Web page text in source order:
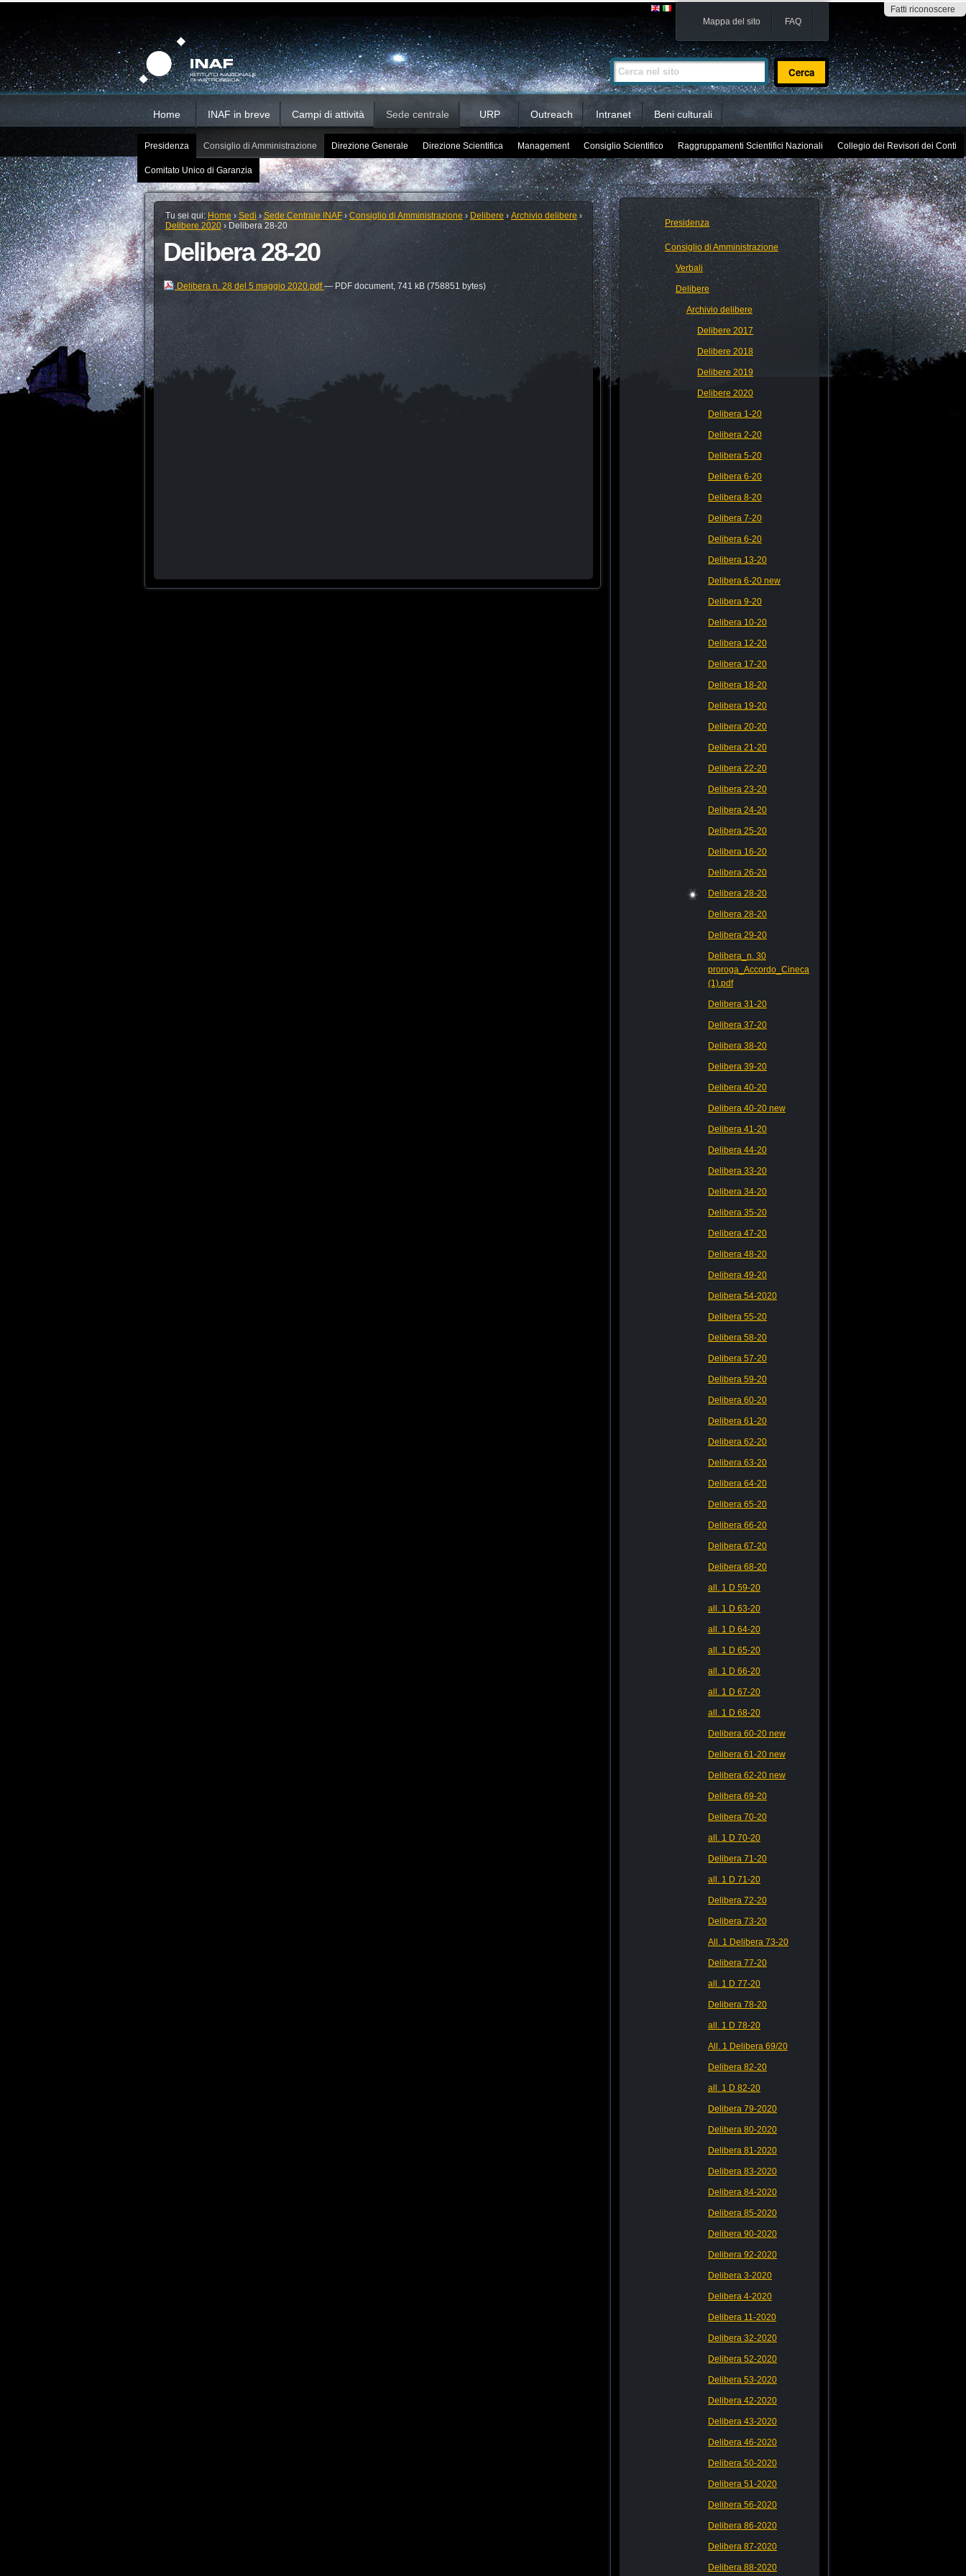
Fatti riconoscere
contenuti.
Salta
alla
navigazione
Mappa del sito FAQ
Cerca nel sito
Ricerca
avanzata…
Home INAF in breve Campi di attività Sede centrale URP Outreach Intranet Beni culturali
Presidenza Consiglio di Amministrazione Direzione Generale Direzione Scientifica Management Consiglio Scientifico Raggruppamenti Scientifici Nazionali Collegio dei Revisori dei Conti
Comitato Unico di Garanzia
Tu sei qui: Home › Sedi › Sede Centrale INAF › Consiglio di Amministrazione › Delibere › Archivio delibere ›
Delibere 2020 › Delibera 28-20
Delibera 28-20
Delibera n. 28 del 5 maggio 2020.pdf— PDF document, 741 kB (758851 bytes)
Presidenza
Consiglio di Amministrazione
Verbali
Delibere
Archivio delibere
Delibere 2017
Delibere 2018
Delibere 2019
Delibere 2020
Delibera 1-20
Delibera 2-20
Delibera 5-20
Delibera 6-20
Delibera 8-20
Delibera 7-20
Delibera 6-20
Delibera 13-20
Delibera 6-20 new
Delibera 9-20
Delibera 10-20
Delibera 12-20
Delibera 17-20
Delibera 18-20
Delibera 19-20
Delibera 20-20
Delibera 21-20
Delibera 22-20
Delibera 23-20
Delibera 24-20
Delibera 25-20
Delibera 16-20
Delibera 26-20
Delibera 28-20
Delibera 28-20
Delibera 29-20
Delibera_n. 30
proroga_Accordo_Cineca
(1).pdf
Delibera 31-20
Delibera 37-20
Delibera 38-20
Delibera 39-20
Delibera 40-20
Delibera 40-20 new
Delibera 41-20
Delibera 44-20
Delibera 33-20
Delibera 34-20
Delibera 35-20
Delibera 47-20
Delibera 48-20
Delibera 49-20
Delibera 54-2020
Delibera 55-20
Delibera 58-20
Delibera 57-20
Delibera 59-20
Delibera 60-20
Delibera 61-20
Delibera 62-20
Delibera 63-20
Delibera 64-20
Delibera 65-20
Delibera 66-20
Delibera 67-20
Delibera 68-20
all. 1 D 59-20
all. 1 D 63-20
all. 1 D 64-20
all. 1 D 65-20
all. 1 D 66-20
all. 1 D 67-20
all. 1 D 68-20
Delibera 60-20 new
Delibera 61-20 new
Delibera 62-20 new
Delibera 69-20
Delibera 70-20
all. 1 D 70-20
Delibera 71-20
all. 1 D 71-20
Delibera 72-20
Delibera 73-20
All. 1 Delibera 73-20
Delibera 77-20
all. 1 D 77-20
Delibera 78-20
all. 1 D 78-20
All. 1 Delibera 69/20
Delibera 82-20
all. 1 D 82-20
Delibera 79-2020
Delibera 80-2020
Delibera 81-2020
Delibera 83-2020
Delibera 84-2020
Delibera 85-2020
Delibera 90-2020
Delibera 92-2020
Delibera 3-2020
Delibera 4-2020
Delibera 11-2020
Delibera 32-2020
Delibera 52-2020
Delibera 53-2020
Delibera 42-2020
Delibera 43-2020
Delibera 46-2020
Delibera 50-2020
Delibera 51-2020
Delibera 56-2020
Delibera 86-2020
Delibera 87-2020
Delibera 88-2020